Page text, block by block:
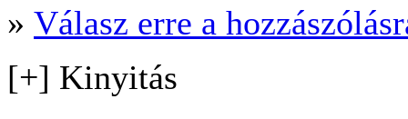
» Válasz erre a
[+] Kinyitás